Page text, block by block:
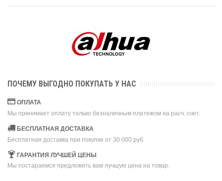
ПОЧЕМУ ВЫГОДНО ПОКУПАТЬ У НАС
ОПЛАТА
Мы принимает оплату только безналичным платежом на расч. счет.
БЕСПЛАТНАЯ ДОСТАВКА
Бесплатная доставка при покупке от 30 000 руб.
ГАРАНТИЯ ЛУЧШЕЙ ЦЕНЫ
Мы постараемся предложить вам лучшую цена на товар.